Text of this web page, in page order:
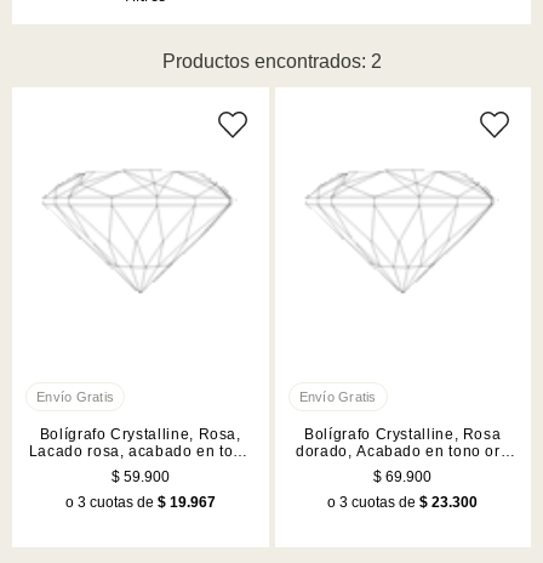
Productos encontrados: 2
Bolígrafo Crystalline, Rosa,
Lacado rosa, acabado en tono
cromado
$ 59.900
o 3 cuotas de $ 19.967
Bolígrafo Crystalline, Rosa
dorado, Acabado en tono oro
rosa
$ 69.900
o 3 cuotas de$ 23.300